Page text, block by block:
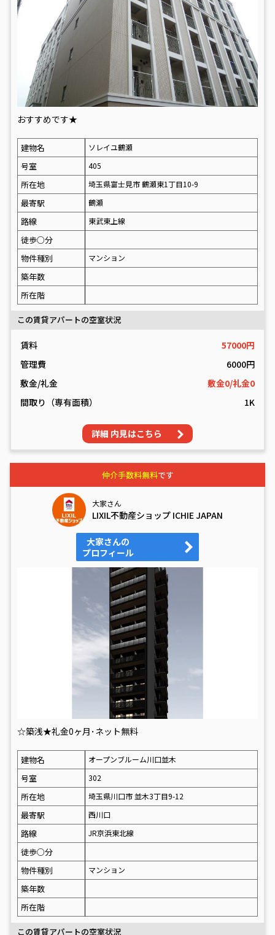
おすすめです★
建物名 ソレイユ鶴瀬
号室 405
所在地 埼玉県富士見市 鶴瀬東1丁目10-9
最寄駅 鶴瀬
路線 東武東上線
徒歩○分
物件種別
マンション
築年数
所在階
この賃貸アパートの空室状況
賃料
57000円
管理費
6000円
敷金/礼金
敷金0/礼金0
間取り（専有面積）
1K
詳細 内見はこちら
仲介手数料無料です
大家さん
LIXIL不動産ショップ ICHIE JAPAN
大家さんの
プロフィール
☆築浅★礼金0ヶ月･ネット無料
建物名 オープンブルーム川口並木
号室 302
所在地 埼玉県川口市 並木3丁目9-12
最寄駅 西川口
路線 JR京浜東北線
徒歩○分
物件種別
マンション
築年数
所在階
この賃貸アパートの空室状況